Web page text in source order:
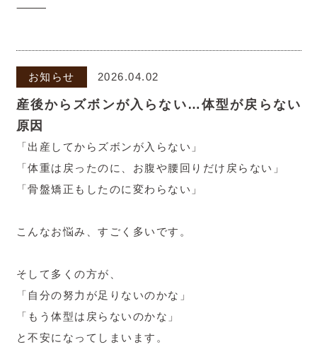
⸻
お知らせ 2026.04.02
産後からズボンが入らない…体型が戻らない
原因
「出産してからズボンが入らない」
「体重は戻ったのに、お腹や腰回りだけ戻らない」
「骨盤矯正もしたのに変わらない」
こんなお悩み、すごく多いです。
そして多くの方が、
「自分の努力が足りないのかな」
「もう体型は戻らないのかな」
と不安になってしまいます。